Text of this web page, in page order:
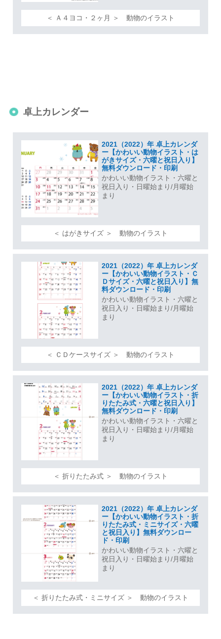
＜ Ａ４ヨコ・２ヶ月 ＞ 動物のイラスト
卓上カレンダー
2021（2022）年 卓上カレンダ
ー【かわいい動物イラスト・は
がきサイズ・六曜と祝日入り】
無料ダウンロード・印刷
かわいい動物イラスト・六曜と
祝日入り・日曜始まり/月曜始
まり
＜ はがきサイズ ＞ 動物のイラスト
2021（2022）年 卓上カレンダ
ー【かわいい動物イラスト・Ｃ
Ｄサイズ・六曜と祝日入り】無
料ダウンロード・印刷
かわいい動物イラスト・六曜と
祝日入り・日曜始まり/月曜始
まり
＜ ＣＤケースサイズ ＞ 動物のイラスト
2021（2022）年 卓上カレンダ
ー【かわいい動物イラスト・折
りたたみ式・六曜と祝日入り】
無料ダウンロード・印刷
かわいい動物イラスト・六曜と
祝日入り・日曜始まり/月曜始
まり
＜ 折りたたみ式 ＞ 動物のイラスト
2021（2022）年 卓上カレンダ
ー【かわいい動物イラスト・折
りたたみ式・ミニサイズ・六曜
と祝日入り】無料ダウンロー
ド・印刷
かわいい動物イラスト・六曜と
祝日入り・日曜始まり/月曜始
まり
＜ 折りたたみ式・ミニサイズ ＞ 動物のイラスト